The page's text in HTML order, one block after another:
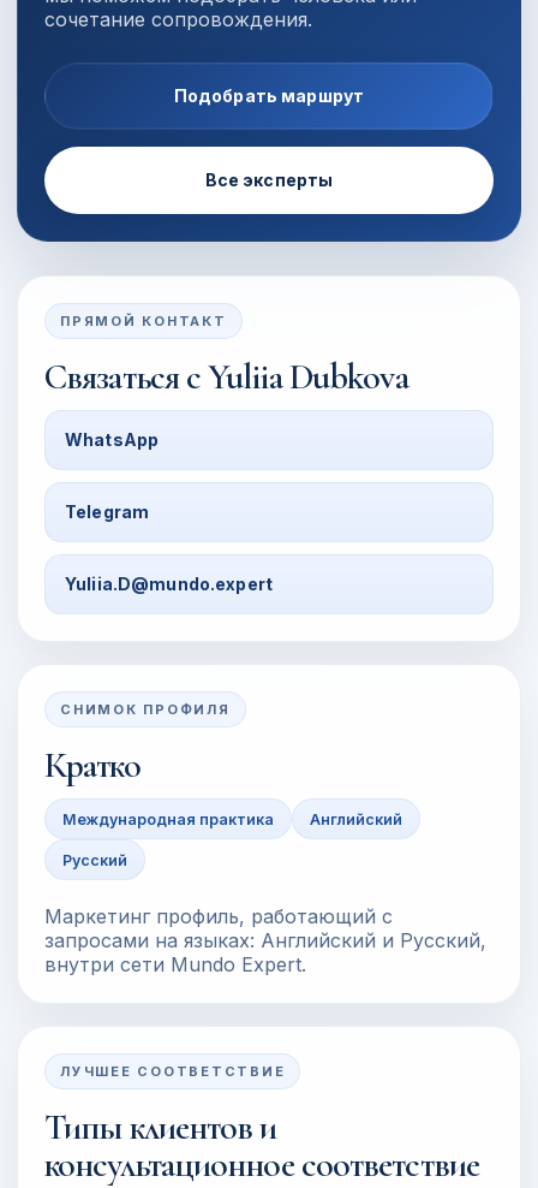
сочетание сопровождения.
Подобрать маршрут
Все эксперты
ПРЯМОЙ КОНТАКТ
Связаться сYuliia Dubkova
WhatsApp
Telegram
Yuliia.D@mundo.expert
СНИМОК ПРОФИЛЯ
Кратко
Международная практика Английский
Русский
Маркетинг профиль, работающий с
запросами на языках: Английский и Русский,
внутри сети Mundo Expert.
ЛУЧШЕЕ СООТВЕТСТВИЕ
Типы клиентов и
консультационное соответствие